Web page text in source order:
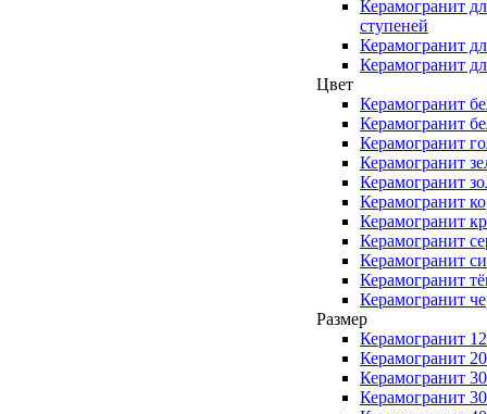
Керамогранит
ступеней
Керамогранит
Керамогранит
Цвет
Керамогранит
Керамогранит
Керамогранит
Керамогранит
Керамогранит
Керамогранит
Керамогранит
Керамогранит
Керамогранит
Керамогранит
Керамогранит
Размер
Керамогранит
Керамогранит
Керамогранит
Керамогранит